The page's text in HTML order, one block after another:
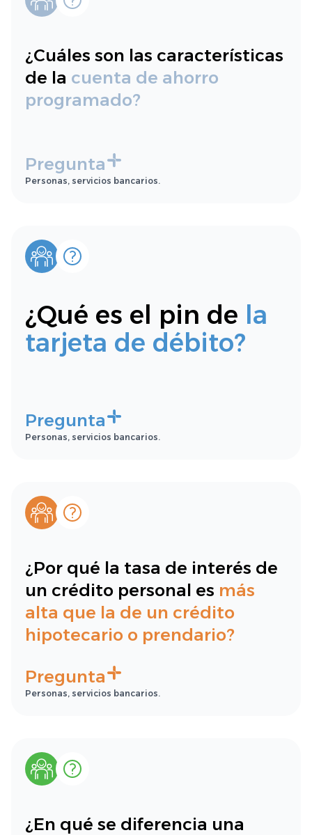
¿Cuáles son las características
de la cuenta de ahorro
programado?
Pregunta
Personas, servicios bancarios.
¿Qué es el pin de la
tarjeta de débito?
Pregunta
Personas, servicios bancarios.
¿Por qué la tasa de interés de
un crédito personal es más
alta que la de un crédito
hipotecario o prendario?
Pregunta
Personas, servicios bancarios.
¿En qué se diferencia una